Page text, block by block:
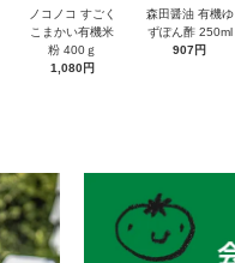
ノコノコ すごく
こまかい有機米
粉 400ｇ
1,080円
森田醤油 有機ゆ
ずぽん酢 250ml
907円